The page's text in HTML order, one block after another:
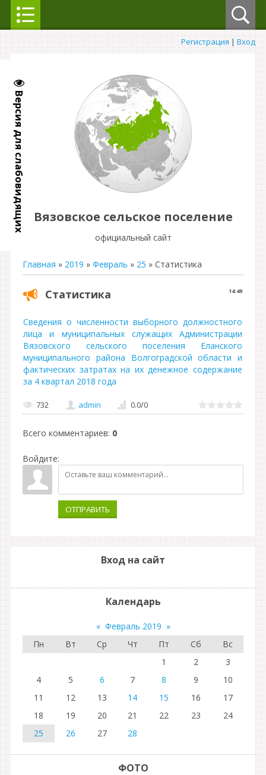
Версия для слабовидящих
Регистрация | Вход
Вязовское сельское поселение
официальный сайт
Главная » 2019 » Февраль » 25 » Статистика
14:49
Статистика
Сведения о численности выборного должностного
лица и муниципальных служащих Администрации
Вязовского сельского поселения Еланского
муниципального района Волгоградской области и
фактических затратах на их денежное содержание
за 4 квартал 2018 года
732 admin 0.0/0
Всего комментариев: 0
Войдите:
ОТПРАВИТЬ
Вход на сайт
Календарь
« Февраль 2019 »
Пн
Вт Ср Чт Пт Сб
Вс
1
2
3
4
5 6 7 8 9
10
11
12 13 14 15 16
17
18
19 20 21 22 23
24
25
26 27 28
ФОТО